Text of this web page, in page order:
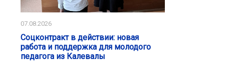
07.08.2026
Соцконтракт в действии: новая
работа и поддержка для молодого
педагога из Калевалы